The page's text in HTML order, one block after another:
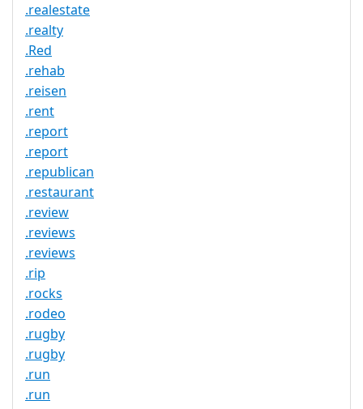
.realestate
.realty
.Red
.rehab
.reisen
.rent
.report
.report
.republican
.restaurant
.review
.reviews
.reviews
.rip
.rocks
.rodeo
.rugby
.rugby
.run
.run